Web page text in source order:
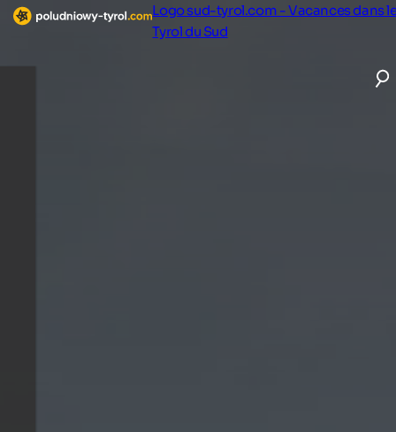
Logo sud-tyrol.com - Vacances dans
Tyrol du Sud